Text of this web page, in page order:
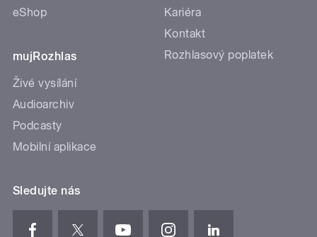
eShop
mujRozhlas
Živé vysílání
Audioarchiv
Podcasty
Mobilní aplikace
Kariéra
Kontakt
Rozhlasový poplatek
Sledujte nás